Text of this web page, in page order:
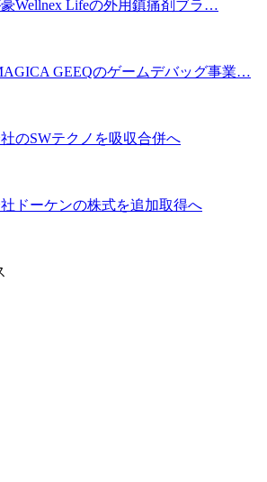
Wellnex Lifeの外用鎮痛剤ブラ…
GEEQのゲームデバッグ事業…
のSWテクノを吸収合併へ
ドーケンの株式を追加取得へ